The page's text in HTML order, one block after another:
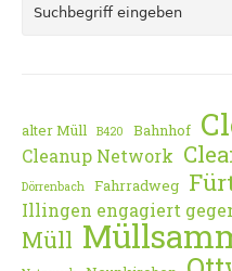
alter Müll B420 Bahnhof
Cleanup Network
Dörrenbach Fahrradweg
Illingen engagiert
Müll